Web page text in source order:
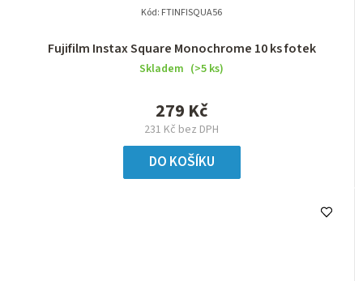
Fujifilm Instax Square Monochrome 10 ks fotek
Skladem (>5 ks)
231 Kč bez DPH
279 Kč
DO KOŠÍKU
Kód: FTINFISQUA56